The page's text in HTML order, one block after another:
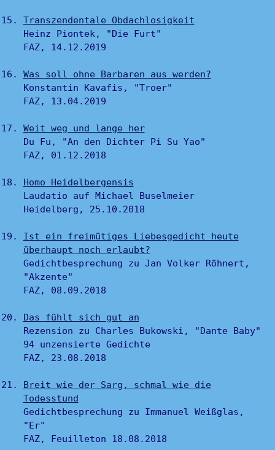
Transzendentale Obdachlosigkeit
Heinz Piontek, "Die Furt"
FAZ, 14.12.2019
Was soll ohne Barbaren aus werden?
Konstantin Kavafis, "Troer"
FAZ, 13.04.2019
Weit weg und lange her
Du Fu, "An den Dichter Pi Su Yao"
FAZ, 01.12.2018
Homo Heidelbergensis
Laudatio auf Michael Buselmeier
Heidelberg, 25.10.2018
Ist ein freimütiges Liebesgedicht heute
überhaupt noch erlaubt?
Gedichtbesprechung zu Jan Volker Röhnert,
"Akzente"
FAZ, 08.09.2018
Das fühlt sich gut an
Rezension zu Charles Bukowski, "Dante Baby"
94 unzensierte Gedichte
FAZ, 23.08.2018
Breit wie der Sarg, schmal wie die
Todesstund
Gedichtbesprechung zu Immanuel Weißglas,
"Er"
FAZ, Feuilleton 18.08.2018